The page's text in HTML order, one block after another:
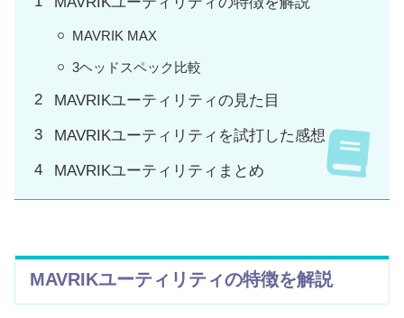
MAVRIK MAX
3ヘッドスペック比較
MAVRIKユーティリティの見た目
MAVRIKユーティリティを試打した感想
MAVRIKユーティリティまとめ
MAVRIKユーティリティの特徴を解説